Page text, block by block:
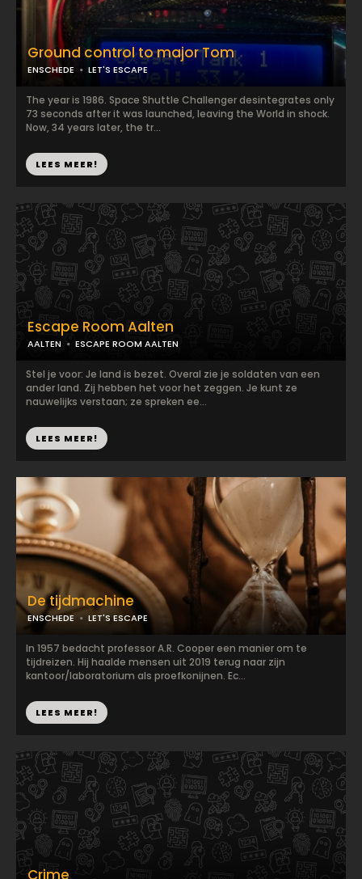
Ground control to major Tom
ENSCHEDE LET'S ESCAPE
The year is 1986. Space Shuttle Challenger desintegrates only
73 seconds after it was launched, leaving the World in shock.
Now, 34 years later, the tr...
LEES MEER!
Escape Room Aalten
AALTEN ESCAPE ROOM AALTEN
Stel je voor: Je land is bezet. Overal zie je soldaten van een
ander land. Zij hebben het voor het zeggen. Je kunt ze
nauwelijks verstaan; ze spreken ee...
LEES MEER!
De tijdmachine
ENSCHEDE LET'S ESCAPE
In 1957 bedacht professor A.R. Cooper een manier om te
tijdreizen. Hij haalde mensen uit 2019 terug naar zijn
kantoor/laboratorium als proefkonijnen. Ec...
LEES MEER!
Crime